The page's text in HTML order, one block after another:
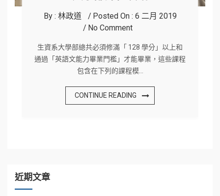
By : 林政道 Posted On : 6 二月 2019
No Comment
生資系大學部總共必須修滿「 128 學分」以上和
通過「英語文能力畢業門檻」才能畢業，這些課程
包含在下列的課程模…
CONTINUE READING
近期文章